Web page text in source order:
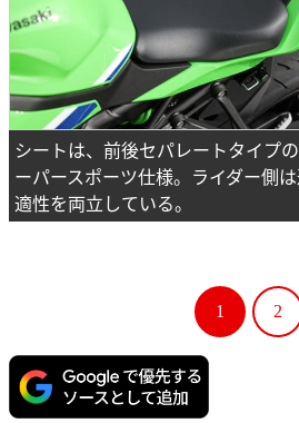
シートは、前後セパレートタイプ
ーパースポーツ仕様。ライダー側
適性を両立している。
1 2